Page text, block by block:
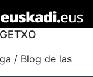
/ Blog de las